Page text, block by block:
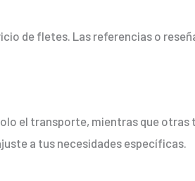
de fletes. Las referencias o
el transporte, mientras que otras
a tus necesidades específicas.